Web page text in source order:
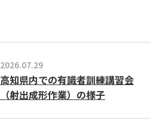
2026.07.29
高知県内での有識者訓練講習会
（射出成形作業）の様子